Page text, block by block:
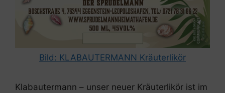
Bild: KLABAUTERMANN Kräuterlikör
Klabautermann – unser neuer Kräuterlikör ist im